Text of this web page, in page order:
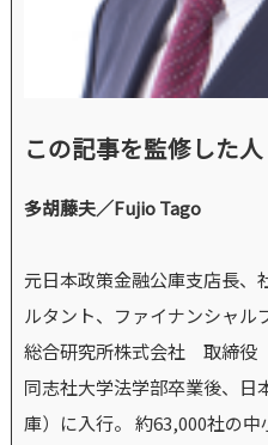
この記事を監修した人
多胡藤夫／Fujio Tago
元日本政策金融公庫支店長、
ルタント、ファイナンシャ
総合研究所株式会社 取締役
同志社大学法学部卒業後、日
庫）に入行。 約63,000社の